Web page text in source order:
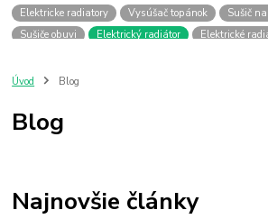
Elektricke radiatory
Vysúšač topánok
Sušič
Sušiče obuvi
Elektrický radiátor
Elektrické
Elektricky radiator s nizkou spotrebou
Úvod Blog
Blog
Najnovšie články